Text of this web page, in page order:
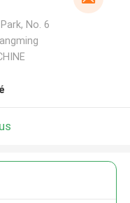
No. 6